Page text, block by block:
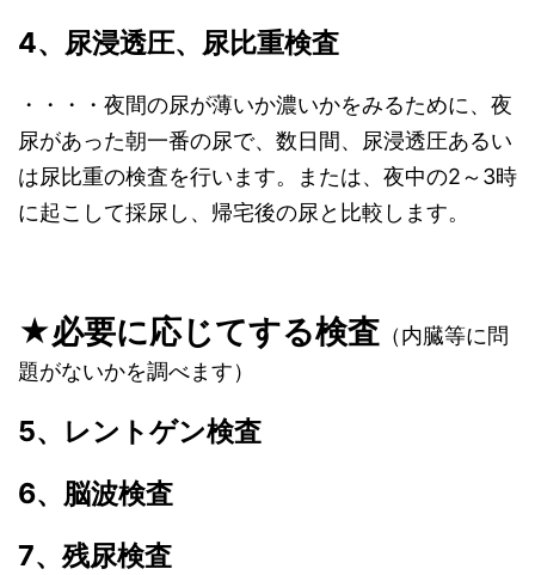
4、 尿浸透圧、尿比重検査
・・・・夜間の尿が薄いか濃いかをみるために、夜
尿があった朝一番の尿で、数日間、尿浸透圧あるい
は尿比重の検査を行います。または、夜中の2～3時
に起こして採尿し、帰宅後の尿と比較します。
★必要に応じてする検査 （内臓等に問
題がないかを調べます）
5、レントゲン検査
6、脳波検査
7、残尿検査